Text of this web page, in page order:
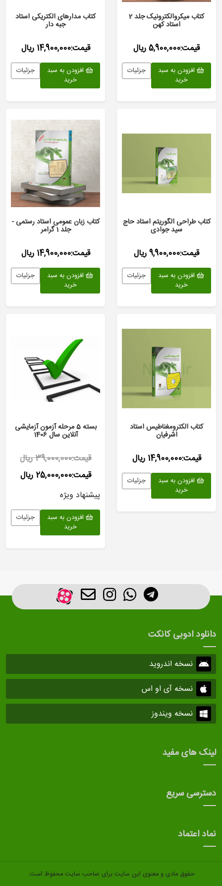
کتاب میکروالکترونیک جلد 2
استاد کهن
قیمت:5,900,000 ریال
افزودن به سبد
خرید
جزئیات
کتاب مدارهای الکتریکی استاد
جبه دار
قیمت:14,900,000 ریال
افزودن به سبد
خرید
جزئیات
کتاب طراحی الگوریتم استاد حاج
سید جوادی
قیمت:9,900,000 ریال
افزودن به سبد
خرید
جزئیات
کتاب زبان عمومی استاد رستمی -
جلد 1 گرامر
قیمت:14,900,000 ریال
افزودن به سبد
خرید
جزئیات
کتاب الکترومغناطیس استاد
اشرفیان
قیمت:14,900,000 ریال
افزودن به سبد
خرید
جزئیات
بسته 5 مرحله آزمون آزمایشی
آنلاین سال 1406
قیمت:39,000,000 ریال
قیمت:25,000,000 ریال
پیشنهاد ویژه
افزودن به سبد
خرید
جزئیات
دانلود ادوبی کانکت
نسخه اندروید
نسخه آی او اس
نسخه ویندوز
لینک های مفید
دسترسی سریع
نماد اعتماد
حقوق مادی و معنوی این سایت برای صاحب سایت محفوظ است.